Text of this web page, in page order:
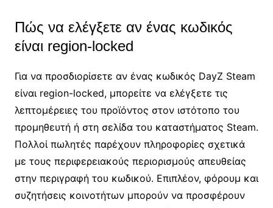
Πώς να ελέγξετε αν ένας κωδικός
είναι region-locked
Για να προσδιορίσετε αν ένας κωδικός DayZ Steam
είναι region-locked, μπορείτε να ελέγξετε τις
λεπτομέρειες του προϊόντος στον ιστότοπο του
προμηθευτή ή στη σελίδα του καταστήματος Steam.
Πολλοί πωλητές παρέχουν πληροφορίες σχετικά
με τους περιφερειακούς περιορισμούς απευθείας
στην περιγραφή του κωδικού. Επιπλέον, φόρουμ και
συζητήσεις κοινοτήτων μπορούν να προσφέρουν